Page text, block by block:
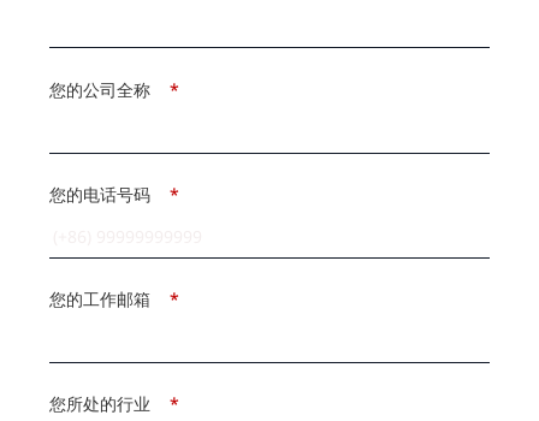
*
您的公司全称
*
您的电话号码
*
您的工作邮箱
*
您所处的行业